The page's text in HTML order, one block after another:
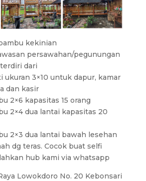
kekinian
persawahan/pegunungan
dari
ukuran 3×10 untuk dapur, kamar
dan kasir
2×6 kapasitas 15 orang
2×4 dua lantai kapasitas 20
2×3 dua lantai bawah lesehan
dg teras. Cocok buat selfi
hub kami via whatsapp
Lowokdoro No. 20 Kebonsari